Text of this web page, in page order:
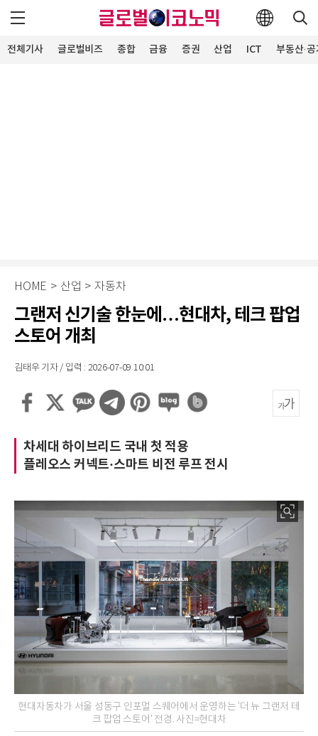
전체기사 글로벌비즈 종합 금융 증권 산업 ICT 부동산·
HOME > 산업 > 자동차
그랜저 신기술 한눈에…현대차, 테크 팝업
스토어 개최
김태우 기자 / 입력 : 2026-07-09 10:01
차세대 하이브리드 국내 첫 적용
플레오스 커넥트·스마트 비전 루프 전시
현대자동차가 서울 성동구 인포멀 스퀘어에서 운영하는 '더 뉴 그랜저 테
크 팝업 스토어' 전경. 사진=현대차